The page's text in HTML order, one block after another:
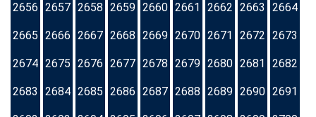
2656 2657 2658 2659 2660 2661 2662 2663 2664
2665 2666 2667 2668 2669 2670 2671 2672 2673
2674 2675 2676 2677 2678 2679 2680 2681 2682
2683 2684 2685 2686 2687 2688 2689 2690 2691